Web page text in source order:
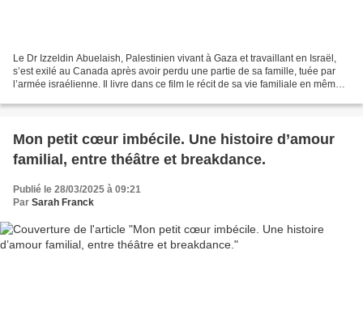
Le Dr Izzeldin Abuelaish, Palestinien vivant à Gaza et travaillant en Israël,
s’est exilé au Canada après avoir perdu une partie de sa famille, tuée par
l’armée israélienne. Il livre dans ce film le récit de sa vie familiale en même
Mon petit cœur imbécile. Une histoire d’amour
familial, entre théâtre et breakdance.
Publié le 28/03/2025 à 09:21
Par Sarah Franck